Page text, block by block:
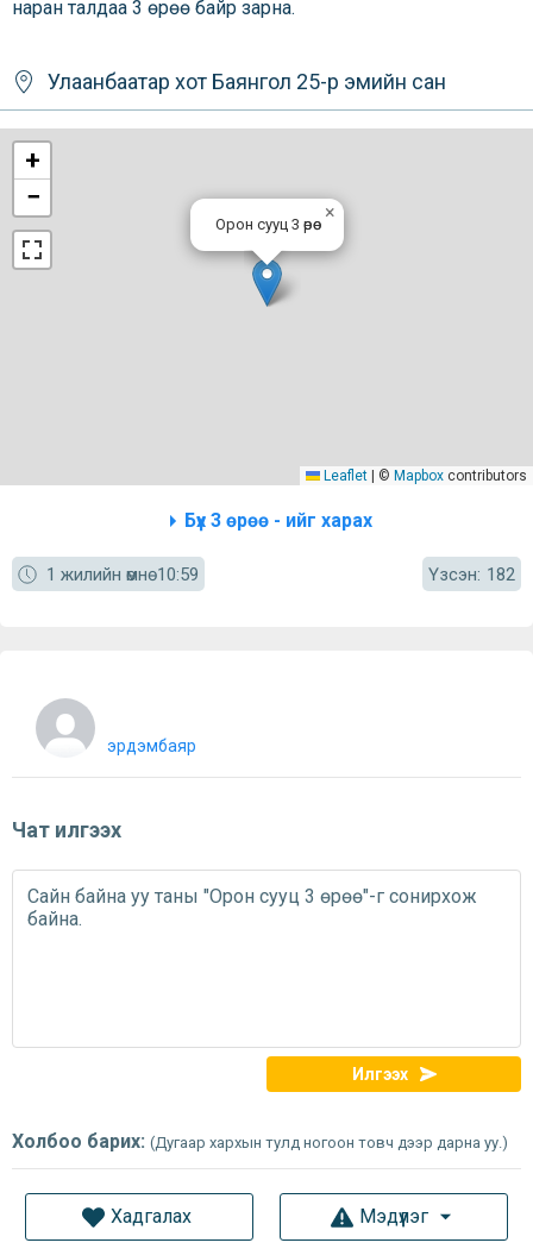
наран талдаа 3 өрөө байр зарна.
Улаанбаатар хот Баянгол 25-р эмийн сан
Орон сууц 3 өрөө
×
+
−
Leaflet © Mapbox contributors
Бүх 3 өрөө - ийг харах
1 жилийн өмнө 10:59 Үзсэн: 182
эрдэмбаяр
Чат илгээх
Илгээх
Холбоо барих: (Дугаар хархын тулд ногоон товч дээр дарна уу.)
Хадгалах Мэдүүлэг